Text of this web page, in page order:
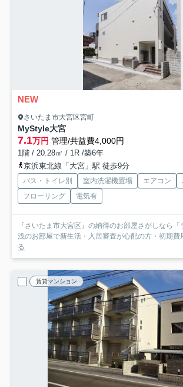
NEW
さいたま市大宮区宮町
MyStyle大宮
7.1万円 管理/共益費4,000円
1階 / 20.28㎡ / 1R /築6年
京浜東北線「大宮」駅 徒歩9分
バス・トイレ別 室内洗濯機置場 エアコン
フローリング
電気有
『さいたま市大宮区』の納得のお部屋さがしなら
浅のお部屋で新生活・入居審査が心配の方・初期費
る
賃貸マンション